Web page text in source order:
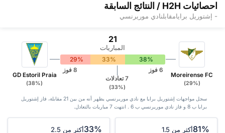
احصائيات H2H / النتائج السابقة
- إشتوريل برايامقابلنادي موريرنسي
GD Estoril Praia
(38%)
21
المباريات
38%
33%
29%
8 فوز
7 تعادلات
(33%)
6 فوز
Moreirense FC
(29%)
سجل مواجهات إشتوريل برايا مع نادي موريرنسي يظهر أنه من بين 21 ‏مقابلة، فاز إشتوريل
برايا ب 8 و فاز نادي موريرنسي ب 6 . انتهت 7 مباريات بالتعادل.
81%أكثر من 1.5 33%أكثر من 2.5